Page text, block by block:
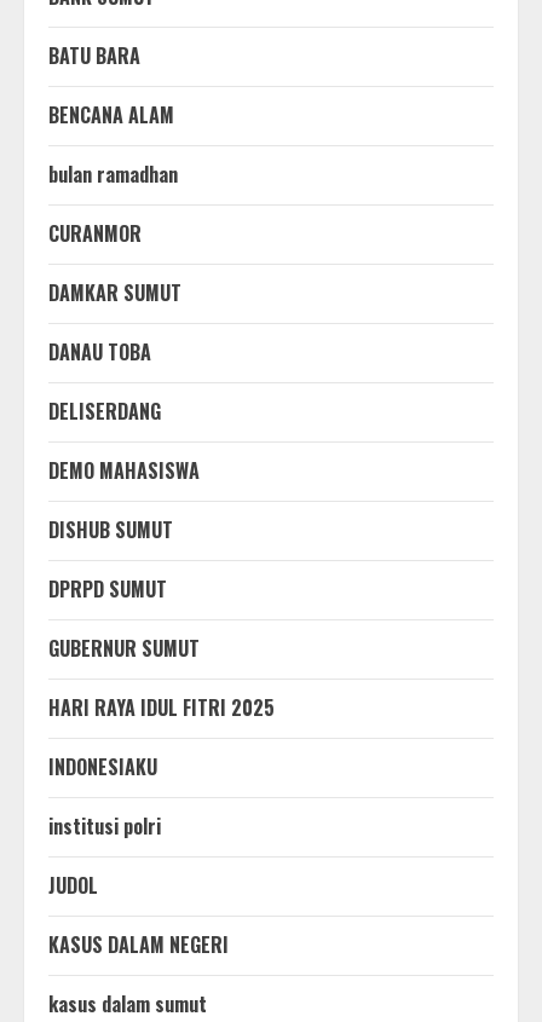
BATU BARA
BENCANA ALAM
bulan ramadhan
CURANMOR
DAMKAR SUMUT
DANAU TOBA
DELISERDANG
DEMO MAHASISWA
DISHUB SUMUT
DPRPD SUMUT
GUBERNUR SUMUT
HARI RAYA IDUL FITRI 2025
INDONESIAKU
institusi polri
JUDOL
KASUS DALAM NEGERI
kasus dalam sumut